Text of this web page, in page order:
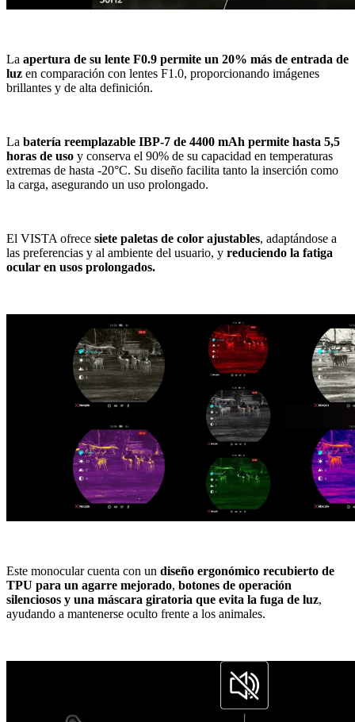
La apertura de su lente F0.9 permite un 20% más de entrada de
luz en comparación con lentes F1.0, proporcionando imágenes
brillantes y de alta definición.
La batería reemplazable IBP-7 de 4400 mAh permite hasta 5,5
horas de uso y conserva el 90% de su capacidad en temperaturas
extremas de hasta -20°C. Su diseño facilita tanto la inserción como
la carga, asegurando un uso prolongado.
El VISTA ofrece siete paletas de color ajustables, adaptándose a
las preferencias y al ambiente del usuario, y reduciendo la fatiga
ocular en usos prolongados.
Este monocular cuenta con un diseño ergonómico recubierto de
TPU para un agarre mejorado, botones de operación
silenciosos y una máscara giratoria que evita la fuga de luz,
ayudando a mantenerse oculto frente a los animales.